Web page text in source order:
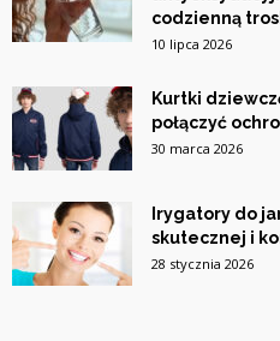
codzienną
10 lipca 2026
Kurtki
połączyć
30 marca 2026
Irygatory do
skutecznej i
28 stycznia 2026